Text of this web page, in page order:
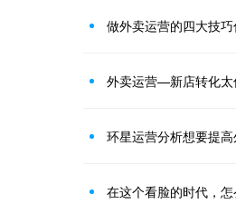
做外卖运营的四大技巧
外卖运营—新店转化太
环星运营分析想要提
在这个看脸的时代，